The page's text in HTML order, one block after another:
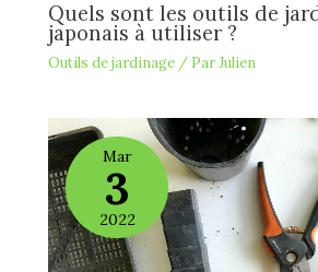
Quels sont les outils de
japonais à utiliser ?
Outils de jardinage/ ParJulien
Mar
3
2022